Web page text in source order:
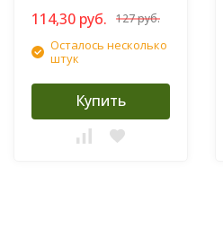
114,30 руб. 127 руб.
Осталось несколько
штук
Купить